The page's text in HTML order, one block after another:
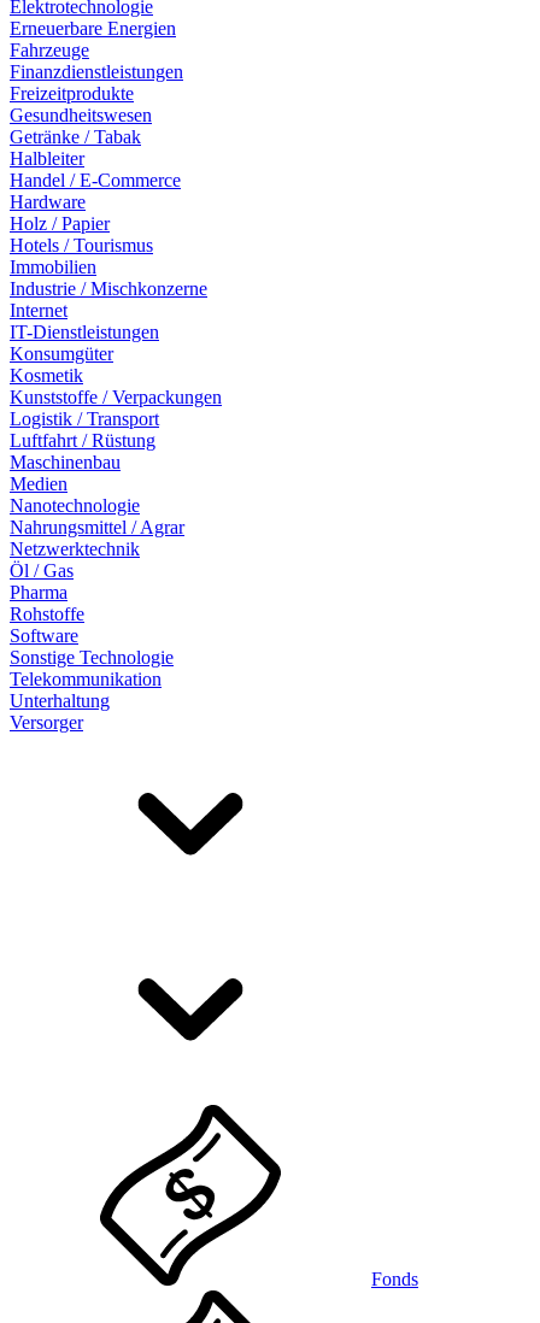
Elektrotechnologie
Erneuerbare Energien
Fahrzeuge
Finanzdienstleistungen
Freizeitprodukte
Gesundheitswesen
Getränke / Tabak
Halbleiter
Handel / E-Commerce
Hardware
Holz / Papier
Hotels / Tourismus
Immobilien
Industrie / Mischkonzerne
Internet
IT-Dienstleistungen
Konsumgüter
Kosmetik
Kunststoffe / Verpackungen
Logistik / Transport
Luftfahrt / Rüstung
Maschinenbau
Medien
Nanotechnologie
Nahrungsmittel / Agrar
Netzwerktechnik
Öl / Gas
Pharma
Rohstoffe
Software
Sonstige Technologie
Telekommunikation
Unterhaltung
Versorger
Fonds